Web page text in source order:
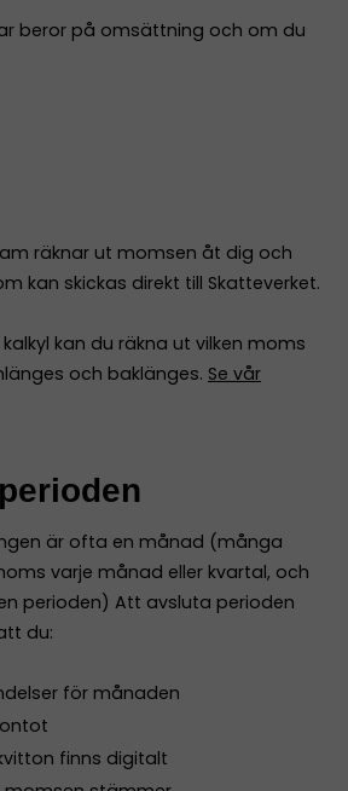
beror på omsättning och om du
räknar ut momsen åt dig och
kan skickas direkt till Skatteverket.
kan du räkna ut vilken moms
och baklänges. Se vår
är ofta en månad (många
varje månad eller kvartal, och
perioden) Att avsluta perioden
du:
för månaden
finns digitalt